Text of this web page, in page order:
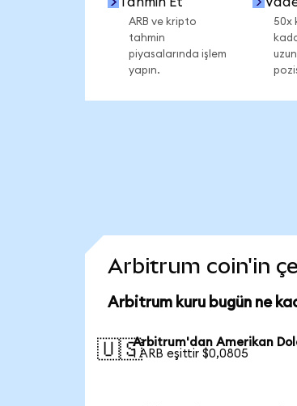
ARB ve kripto
tahmin
piyasalarında işlem
yapın.
50x
Arbitrum coin'in
Arbitrum kuru bugün ne
🇺🇸Arbitrum'dan Amerikan
1 ARB eşittir $0,0805